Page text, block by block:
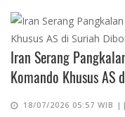
Iran Serang
Komando Khusus AS
18/07/2026 05:57 WIB ||